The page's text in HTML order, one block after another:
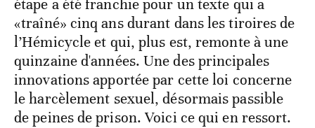
étape a été franchie pour un texte qui a
«traîné» cinq ans durant dans les tiroires de
l’Hémicycle et qui, plus est, remonte à une
quinzaine d'années. Une des principales
innovations apportée par cette loi concerne
le harcèlement sexuel, désormais passible
de peines de prison. Voici ce qui en ressort.